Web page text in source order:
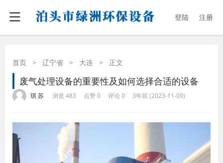
登陆 注册
首页 > 辽宁省 > 大连 > 正文
废气处理设备的重要性及如何选择合适的设备
琪 苏 浏览 483 点赞 0 评论 0 3年前 (2023-11-09)